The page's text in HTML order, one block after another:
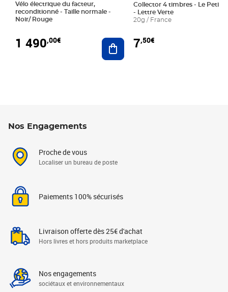
Vélo électrique du facteur,
reconditionné - Taille normale -
Noir/ Rouge
1 490,00€ Ajouter au panier
Collector 4 timbres - Le Petit
- Lettre Verte
20g / France
7,50€
Nos Engagements
Proche de vous
Localiser un bureau de poste
Paiements 100% sécurisés
Livraison offerte dès 25€ d'achat
Hors livres et hors produits marketplace
Nos engagements
sociétaux et environnementaux